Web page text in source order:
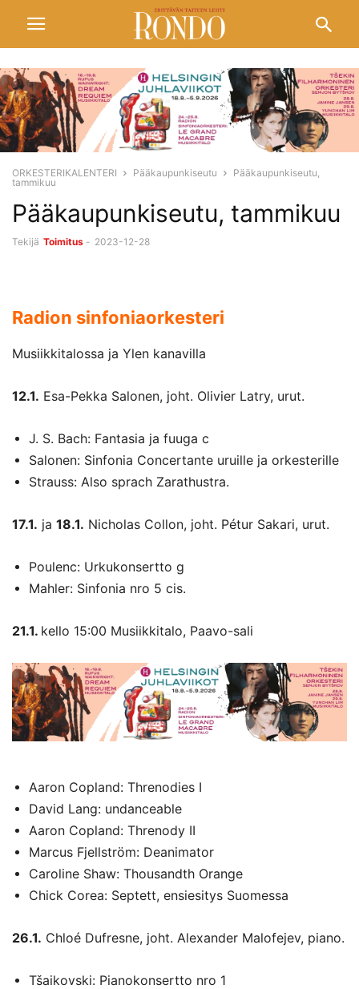
ORKESTERIKALENTERI Pääkaupunkiseutu
Pääkaupunkiseutu,
tammikuu
Pääkaupunkiseutu, tammikuu
Tekijä Toimitus - 2023-12-28
Radion sinfoniaorkesteri
Musiikkitalossa ja Ylen kanavilla
12.1. Esa-Pekka Salonen, joht. Olivier Latry, urut.
J. S. Bach: Fantasia ja fuuga c
Salonen: Sinfonia Concertante uruille ja orkesterille
Strauss: Also sprach Zarathustra.
17.1. ja 18.1. Nicholas Collon, joht. Pétur Sakari, urut.
Poulenc: Urkukonsertto g
Mahler: Sinfonia nro 5 cis.
21.1. kello 15:00 Musiikkitalo, Paavo-sali
Aaron Copland: Threnodies I
David Lang: undanceable
Aaron Copland: Threnody II
Marcus Fjellström: Deanimator
Caroline Shaw: Thousandth Orange
Chick Corea: Septett, ensiesitys Suomessa
26.1. Chloé Dufresne, joht. Alexander Malofejev, piano.
Tšaikovski: Pianokonsertto nro 1